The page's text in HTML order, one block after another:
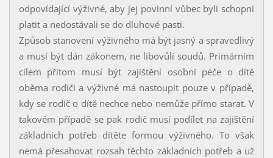
odpovídající výživné, aby jej povinní vůbec byli schopni
platit a nedostávali se do dluhové pasti.
Způsob stanovení výživného má být jasný a spravedlivý
a musí být dán zákonem, ne libovůlí soudů. Primárním
cílem přitom musí být zajištění osobní péče o dítě
oběma rodiči a výživné má nastoupit pouze v případě,
kdy se rodič o dítě nechce nebo nemůže přímo starat. V
takovém případě se pak rodič musí podílet na zajištění
základních potřeb dítěte formou výživného. To však
nemá přesahovat rozsah těchto základních potřeb a už